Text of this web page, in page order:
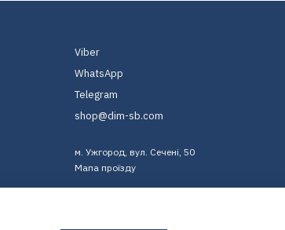
Viber
WhatsApp
Telegram
shop@dim-sb.com
м. Ужгород, вул. Сечені, 50
Мапа проїзду